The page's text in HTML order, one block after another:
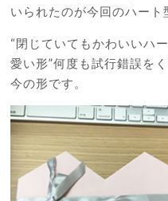
いられたのが今回のハート
“閉じていてもかわいいハ
愛い形”何度も試行錯誤を
今の形です。